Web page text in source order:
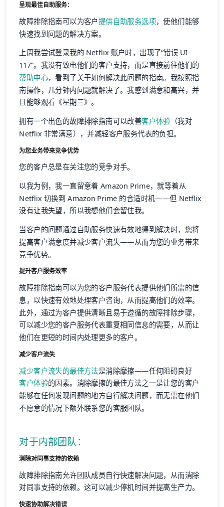
呈现最佳自助服务：
故障排除指南可以为客户提供自助服务选项，使他们能够
快速找到问题的解决方案。
上周我尝试登录我的 Netflix 账户时，出现了“错误 UI-
117”。我没有致电他们的客户支持，而是直接前往他们的
帮助中心，看到了关于如何解决此问题的指南。我按照指
南操作，几分钟内问题就解决了。我感到满意和高兴，并
且能够观看《星期三》。
拥有一个出色的故障排除指南可以改善客户体验 （我对
Netflix 非常满意），并减轻客户服务代表的负担。
为您业务带来竞争优势
您的客户总是在关注您的竞争对手。
以我为例，我一直留意着 Amazon Prime，就等着从
Netflix 切换到 Amazon Prime 的合适时机——但 Netflix
没有让我失望，所以我想他们会留住我。
当客户的问题通过自助服务快速有效地得到解决时，您将
提高客户满意度并减少客户流失——从而为您的业务带来
竞争优势。
提升客户服务效率
故障排除指南可以为您的客户服务代表提供他们所需的信
息，以快速有效地处理客户咨询，从而提高他们的效率。
此外，通过为客户提供清晰且易于遵循的故障排除步骤，
可以减少您的客户服务代表重复相同信息的需要，从而让
他们在更短的时间内处理更多的客户。
减少客户流失
减少客户流失的最佳方法是消除摩擦——任何阻碍良好
客户体验的因素。消除摩擦的最佳方法之一是让您的客户
能够在任何发现问题的地方自行解决问题，而无需在他们
不愿意的情况下额外联系您的客服团队。
对于内部团队：
消除对同事支持的依赖
故障排除指南允许团队成员自行快速解决问题，从而消除
对同事支持的依赖。这可以减少停机时间并提高生产力。
快速协助解决错误